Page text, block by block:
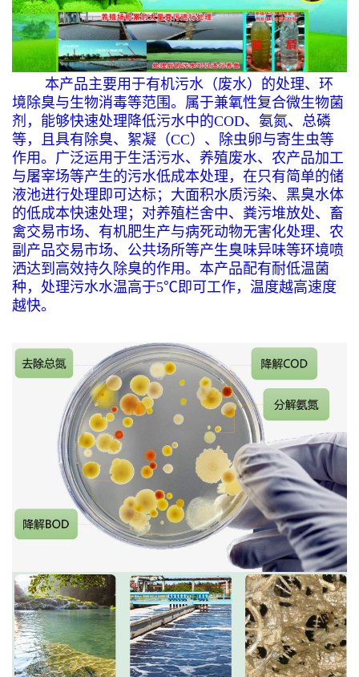
本产品主要用于有机污水（废水）的处理、环
境除臭与生物消毒等范围。属于兼氧性复合微生物菌
剂，能够快速处理降低污水中的COD、氨氮、总磷
等，且具有除臭、絮凝（CC）、除虫卵与寄生虫等
作用。广泛运用于生活污水、养殖废水、农产品加工
与屠宰场等产生的污水低成本处理，在只有简单的储
液池进行处理即可达标；大面积水质污染、黑臭水体
的低成本快速处理；对养殖栏舍中、粪污堆放处、畜
禽交易市场、有机肥生产与病死动物无害化处理、农
副产品交易市场、公共场所等产生臭味异味等环境喷
洒达到高效持久除臭的作用。本产品配有耐低温菌
种，处理污水水温高于5℃即可工作，温度越高速度
越快。